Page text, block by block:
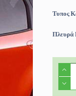
Τυπος
Πλευρά
εξωτ.